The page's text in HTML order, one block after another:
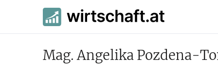
Mag. Angelika Pozdena-